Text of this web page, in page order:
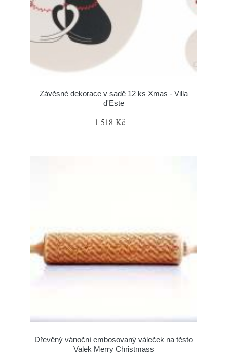
Závěsné dekorace v sadě 12 ks Xmas - Villa
d'Este
1 518 Kč
Dřevěný vánoční embosovaný váleček na těsto
Valek Merry Christmass